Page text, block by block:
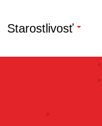
Starostlivosť